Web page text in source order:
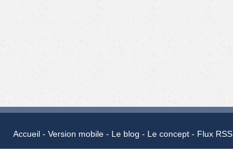
Accueil Version mobile Le blog Le concept Flux RSS